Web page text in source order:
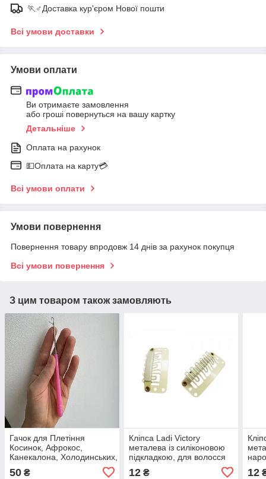
🏃♂️Доставка кур'єром Нової пошти
Всі умови доставки
Умови оплати
Ви отримаєте замовлення
або гроші повернуться на вашу картку
Детальніше
Оплата на рахунок
💵Оплата на карту💳
Всі умови оплати
Умови повернення
Повернення товару впродовж 14 днів за рахунок покупця
Всі умови повернення
З цим товаром також замовляють
Гачок для Плетіння
Косинок, Афрокос,
Канекалона, Холодинських,
50 ₴
Кліпса Ladi Victory
металева із силіконовою
підкладкою, для волосся
12₴ 12